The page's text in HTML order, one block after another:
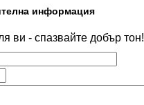
информация
ви - спазвайте добър тон!